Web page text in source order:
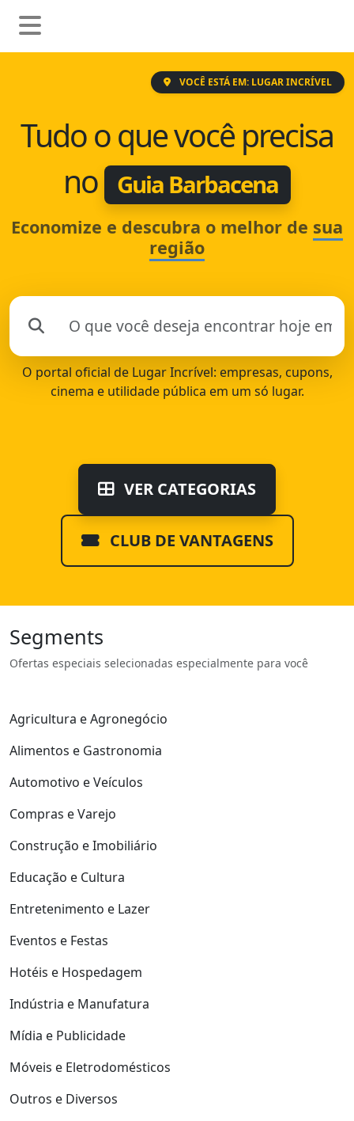
VOCÊ ESTÁ EM: LUGAR INCRÍVEL
Tudo o que você precisa
no
Guia Barbacena
Economize e descubra o melhor de sua
região
O portal oficial de Lugar Incrível: empresas, cupons,
cinema e utilidade pública em um só lugar.
VER CATEGORIAS
CLUB DE VANTAGENS
Segments
Ofertas especiais selecionadas especialmente para você
Agricultura e Agronegócio
Alimentos e Gastronomia
Automotivo e Veículos
Compras e Varejo
Construção e Imobiliário
Educação e Cultura
Entretenimento e Lazer
Eventos e Festas
Hotéis e Hospedagem
Indústria e Manufatura
Mídia e Publicidade
Móveis e Eletrodomésticos
Outros e Diversos